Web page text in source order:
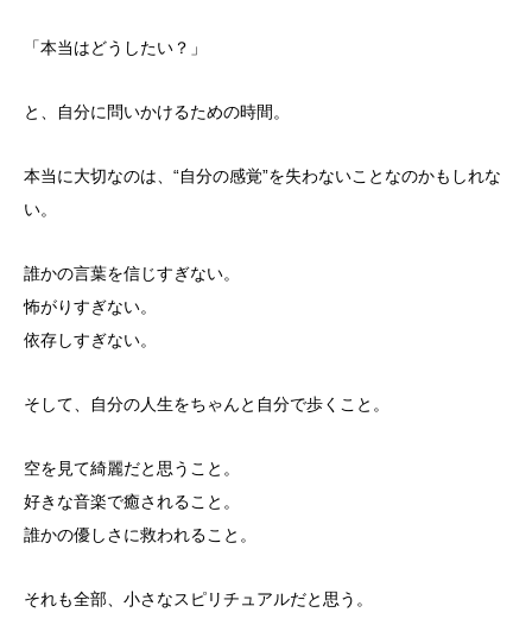
「本当はどうしたい？」
と、自分に問いかけるための時間。
本当に大切なのは、“自分の感覚”を失わないことなのかもしれな
い。
誰かの言葉を信じすぎない。
怖がりすぎない。
依存しすぎない。
そして、自分の人生をちゃんと自分で歩くこと。
空を見て綺麗だと思うこと。
好きな音楽で癒されること。
誰かの優しさに救われること。
それも全部、小さなスピリチュアルだと思う。